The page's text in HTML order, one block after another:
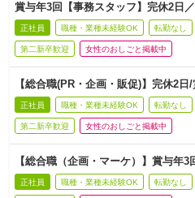
賞与年3回【事務スタッフ】完休2
正社員 職種・業種未経験OK 転勤なし
第二新卒歓迎 女性のおしごと掲載中
【総合職(PR・企画・販促)】完休2
正社員 職種・業種未経験OK 転勤なし
第二新卒歓迎 女性のおしごと掲載中
【総合職（企画・マーケ）】賞与
正社員 職種・業種未経験OK 転勤なし